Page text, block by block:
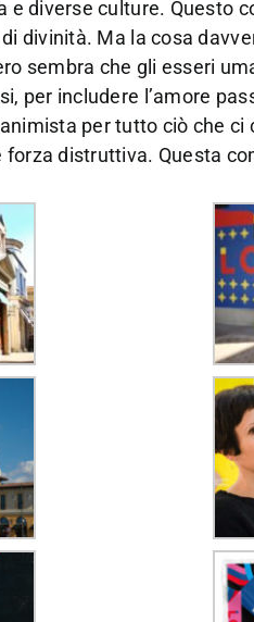
e diverse culture. Questo
divinità. Ma la cosa
sembra che gli esseri
per includere l’amore
per tutto ciò che ci
forza distruttiva. Questa